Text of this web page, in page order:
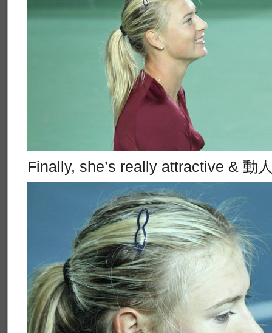
Finally, she’s really attractive & 動